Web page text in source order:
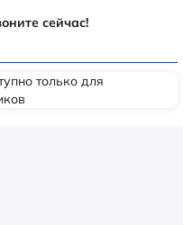
сейчас!
только для